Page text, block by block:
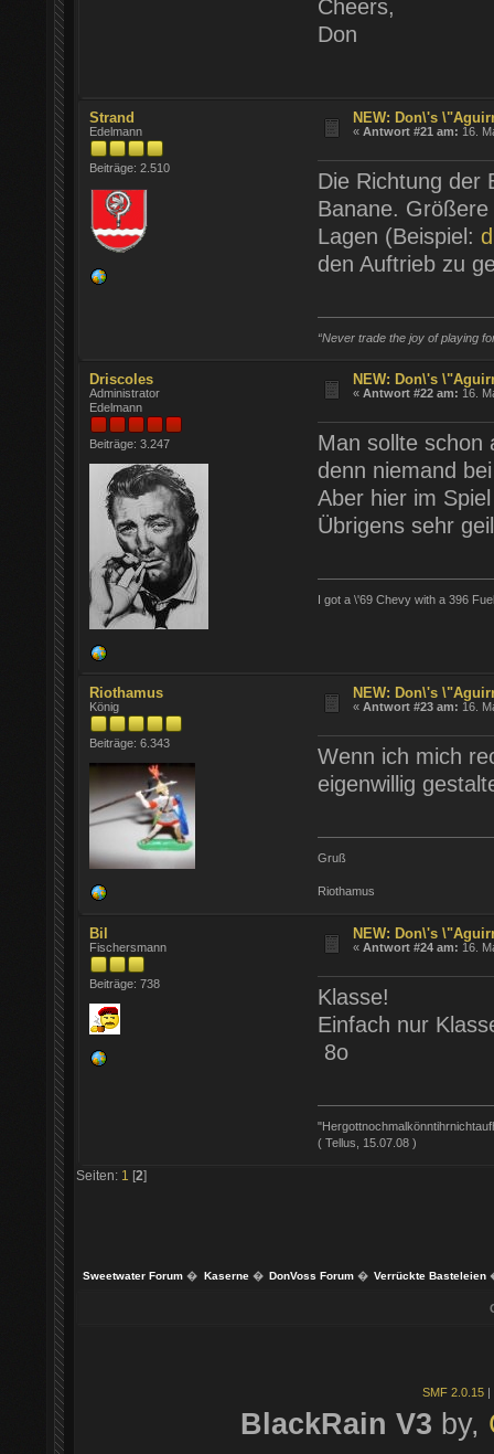
Cheers,
Don
Strand
Edelmann
Beiträge: 2.510
NEW: Don\'s
«Antwort #21 am: 16.
Die Richtung der
Banane.
Lagen (Beispiel:
den Auftrieb zu
“Never trade the joy of playing
Driscoles
Administrator
Edelmann
Beiträge: 3.247
NEW: Don\'s
«Antwort #22 am: 16.
Man sollte schon
denn niemand
Aber hier im
Übrigens sehr
I got a \'69 Chevy with a 396
Riothamus
König
Beiträge: 6.343
NEW: Don\'s
«Antwort #23 am: 16.
Wenn ich mich
eigenwillig
Gruß
Riothamus
Bil
Fischersmann
Beiträge: 738
NEW: Don\'s
«Antwort #24 am: 16.
Klasse!
Einfach nur
8o
( Tellus, 15.07.08 )
Seiten: 1 [2]
Sweetwater Forum � Kaserne� DonVoss Forum� Verrückte Basteleien
SMF 2.0.15 |
BlackRain V3 by,